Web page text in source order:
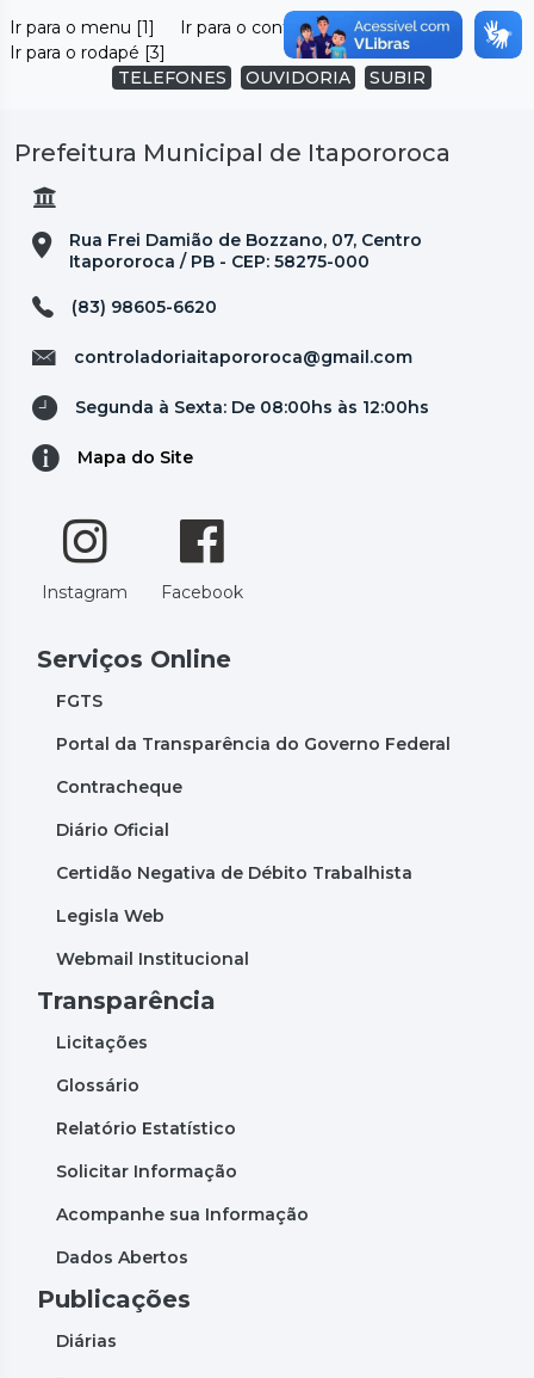
Ir para o menu [1]
Ir para o conteúdo [2]
Ir para o rodapé [3]
TELEFONES
OUVIDORIA SUBIR
Prefeitura Municipal de Itapororoca
Rua Frei Damião de Bozzano, 07, Centro
Itapororoca / PB - CEP: 58275-000
(83) 98605-6620
controladoriaitapororoca@gmail.com
Segunda à Sexta: De 08:00hs às 12:00hs
Mapa do Site
Instagram Facebook
Serviços Online
FGTS
Portal da Transparência do Governo Federal
Contracheque
Diário Oficial
Certidão Negativa de Débito Trabalhista
Legisla Web
Webmail Institucional
Transparência
Licitações
Glossário
Relatório Estatístico
Solicitar Informação
Acompanhe sua Informação
Dados Abertos
Publicações
Diárias